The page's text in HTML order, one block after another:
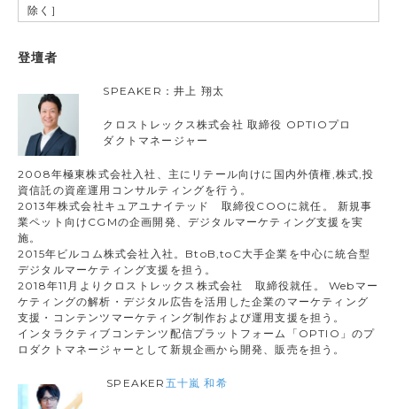
除く］
登壇者
SPEAKER：井上 翔太
クロストレックス株式会社 取締役 OPTIOプロ
ダクトマネージャー
2008年極東株式会社入社、主にリテール向けに国内外債権,株式,投
資信託の資産運用コンサルティングを行う。
2013年株式会社キュアユナイテッド 取締役COOに就任。 新規事
業ペット向けCGMの企画開発、デジタルマーケティング支援を実
施。
2015年ビルコム株式会社入社。BtoB,toC大手企業を中心に統合型
デジタルマーケティング支援を担う。
2018年11月よりクロストレックス株式会社 取締役就任。 Webマー
ケティングの解析・デジタル広告を活用した企業のマーケティング
支援・コンテンツマーケティング制作および運用支援を担う。
インタラクティブコンテンツ配信プラットフォーム「OPTIO」のプ
ロダクトマネージャーとして新規企画から開発、販売を担う。
SPEAKER 五十嵐 和希